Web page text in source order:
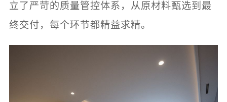
立了严苛的质量管控体系，从原材料甄选到最
终交付，每个环节都精益求精。